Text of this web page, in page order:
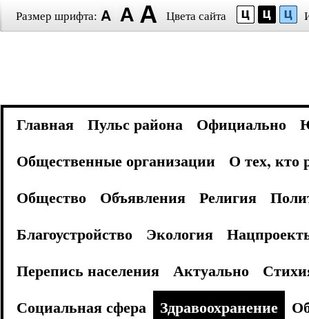
Размер шрифта: Цвета сайта
Главная Пульс района Официально
Общественные организации
О тех, кто
Общество
Объявления Религия
Благоустройство
Экология
Перепись населения
Актуально
Социальная сфера
Здравоохранение